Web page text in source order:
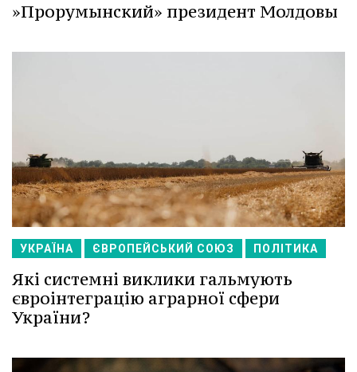
»Прорумынский» президент Молдовы
УКРАЇНА ЄВРОПЕЙСЬКИЙ СОЮЗ ПОЛІТИКА
Які системні виклики гальмують
євроінтеграцію аграрної сфери
України?